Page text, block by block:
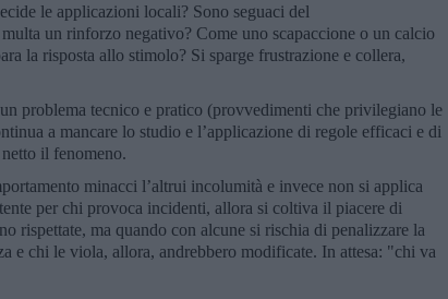
le applicazioni locali? Sono seguaci del
un rinforzo negativo? Come uno scapaccione o un calcio
la risposta allo stimolo? Si sparge frustrazione e collera,
problema tecnico e pratico (provvedimenti che privilegiano le
a mancare lo studio e l’applicazione di regole efficaci e di
il fenomeno.
minacci l’altrui incolumità e invece non si applica
per chi provoca incidenti, allora si coltiva il piacere di
rispettate, ma quando con alcune si rischia di penalizzare la
e chi le viola, allora, andrebbero modificate. In attesa: "chi va